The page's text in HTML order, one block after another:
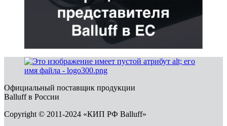
Официальный поставщик продукции
Balluff в России
Copyright © 2011-2024 «КИП РФ Balluff»